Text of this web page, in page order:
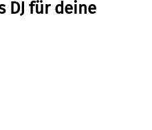
DJ für deine